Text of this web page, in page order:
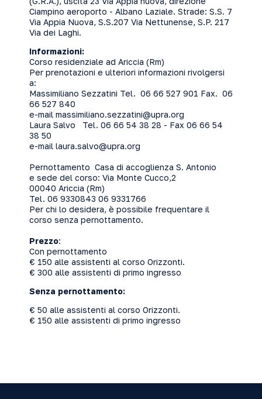
Ciampino aeroporto - Albano Laziale. Strade: S.S. 7
Via Appia Nuova, S.S.207 Via Nettunense, S.P. 217
Via dei Laghi.
Informazioni:
Corso residenziale ad Ariccia (Rm)
Per prenotazioni e ulteriori informazioni rivolgersi
a:
Massimiliano Sezzatini Tel. 06 66 527 901 Fax. 06
66 527 840
e-mail massimiliano.sezzatini@upra.org
Laura Salvo Tel. 06 66 54 38 28 - Fax 06 66 54
38 50
e-mail laura.salvo@upra.org
Pernottamento Casa di accoglienza S. Antonio
e sede del corso: Via Monte Cucco,2
00040 Ariccia (Rm)
Tel. 06 9330843 06 9331766
Per chi lo desidera, è possibile frequentare il
corso senza pernottamento.
Prezzo:
Con pernottamento
€ 150 alle assistenti al corso Orizzonti.
€ 300 alle assistenti di primo ingresso
Senza pernottamento:
€ 50 alle assistenti al corso Orizzonti.
€ 150 alle assistenti di primo ingresso